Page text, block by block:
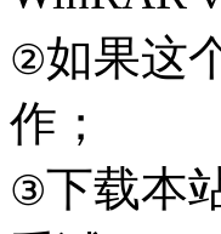
②如果这
作；
③下载本